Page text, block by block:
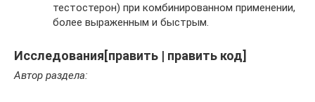
тестостерон) при комбинированном применении,
более выраженным и быстрым.
Исследования[править | править код]
Автор раздела: